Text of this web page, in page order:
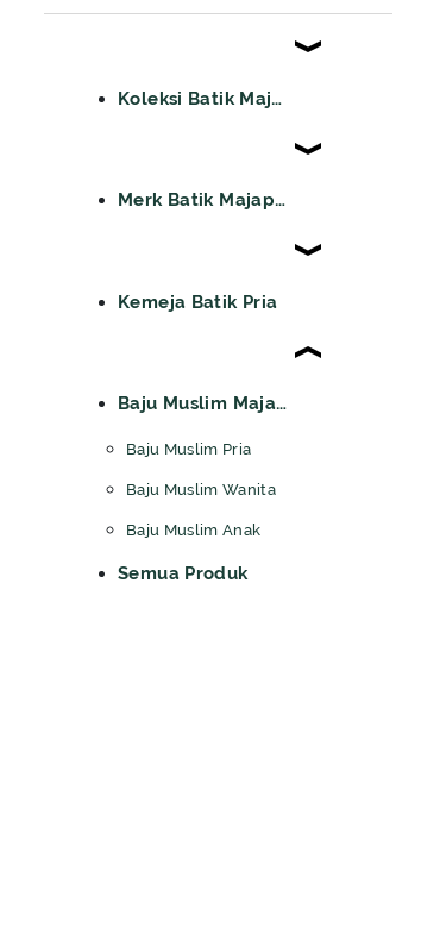
Koleksi Batik Majapahit
Merk Batik Majapahit
Kemeja Batik Pria
Baju Muslim Majapahit
Baju Muslim Pria
Baju Muslim Wanita
Baju Muslim Anak
Semua Produk